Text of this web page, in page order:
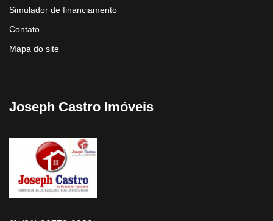
Simulador de financiamento
Contato
Mapa do site
Joseph Castro Imóveis